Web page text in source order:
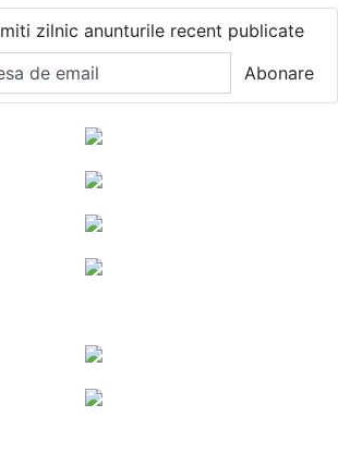
zilnic anunturile recent publicate